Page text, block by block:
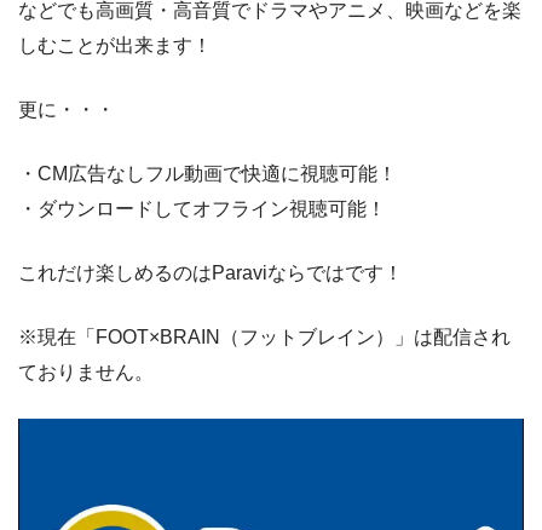
などでも高画質・高音質でドラマやアニメ、映画などを楽
しむことが出来ます！
更に・・・
・CM広告なしフル動画で快適に視聴可能！
・ダウンロードしてオフライン視聴可能！
これだけ楽しめるのはParaviならではです！
※現在「FOOT×BRAIN（フットブレイン）」は配信され
ておりません。